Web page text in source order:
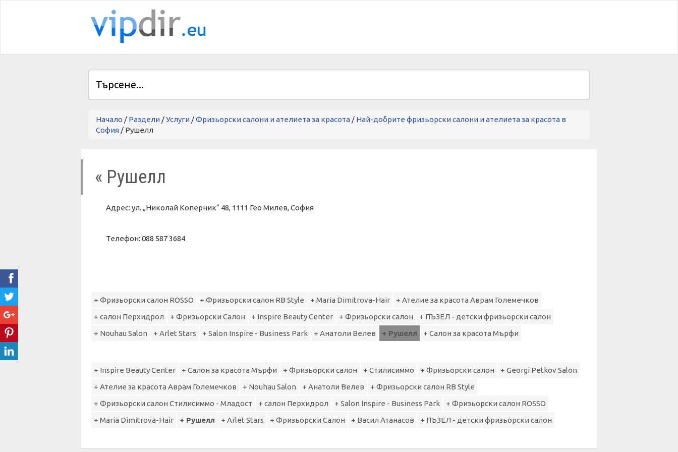
Начало / Раздели /Услуги /Фризьорски салони и ателиета за красота / Най-добрите фризьорски салони и ателиета за красота в
София / Рушелл
« Рушелл
Адрес: ул. „Николай Коперник“ 48, 1111 Гео Милев, София
Телефон: 088 587 3684
+ Фризьорски салон ROSSO + Фризьорски салон RB Style + Maria Dimitrova-Hair
+ Ателие за красота Аврам Големечков
+ салон Перхидрол
+ Фризьорски Салон + Inspire Beauty Center + Фризьорски салон
+ ПЪЗЕЛ - детски фризьорски салон
+ Nouhau Salon
+ Arlet Stars + Salon Inspire - Business Park + Анатоли Велев + Рушелл + Салон за красота Мърфи
+ Inspire Beauty Center + Салон за красота Мърфи + Фризьорски салон + Стилисиммо + Фризьорски салон
+ Georgi Petkov Salon
+ Ателие за красота Аврам Големечков
+ Nouhau Salon + Анатоли Велев
+ Фризьорски салон RB Style
+ Фризьорски салон Стилисиммо - Младост
+ салон Перхидрол + Salon Inspire - Business Park
+ Фризьорски салон ROSSO
+ Maria Dimitrova-Hair
+ Рушелл + Arlet Stars + Фризьорски Салон + Васил Атанасов + ПЪЗЕЛ - детски фризьорски салон